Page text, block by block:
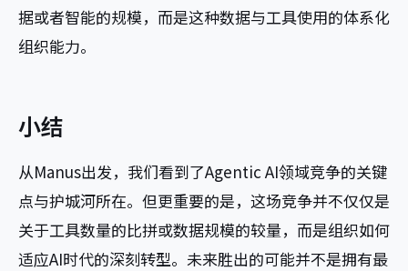
据或者智能的规模，而是这种数据与工具使用的体系化
组织能力。
小结
从Manus出发，我们看到了Agentic AI领域竞争的关键
点与护城河所在。但更重要的是，这场竞争并不仅仅是
关于工具数量的比拼或数据规模的较量，而是组织如何
适应AI时代的深刻转型。未来胜出的可能并不是拥有最